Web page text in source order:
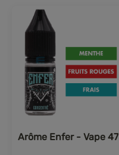
Arôme Enfer - Vape 47